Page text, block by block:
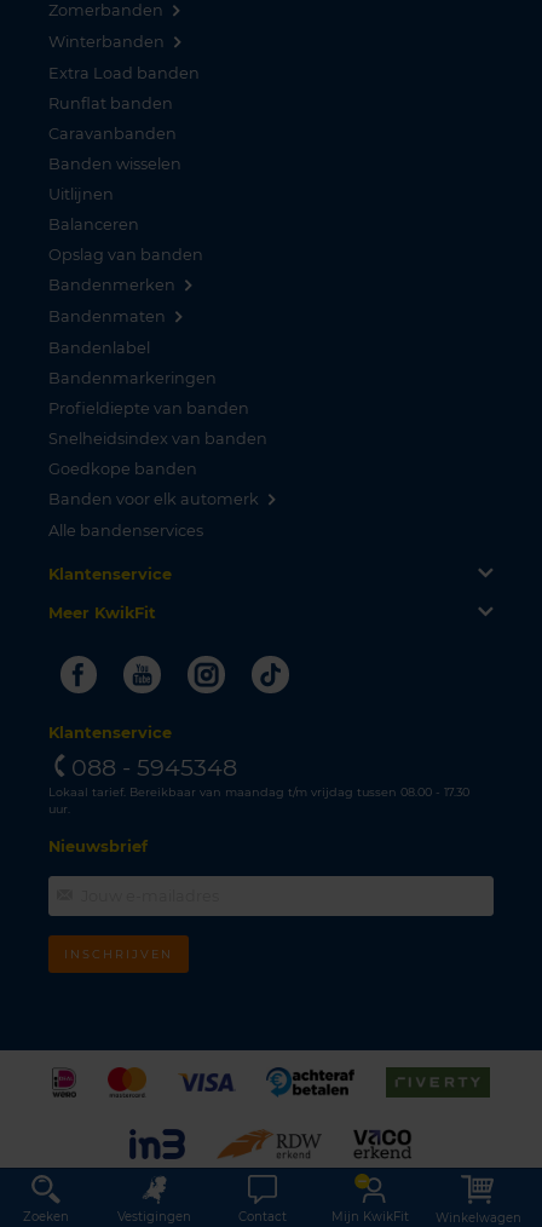
Zomerbanden
Winterbanden
Extra Load banden
Runflat banden
Caravanbanden
Banden wisselen
Uitlijnen
Balanceren
Opslag van banden
Bandenmerken
Bandenmaten
Bandenlabel
Bandenmarkeringen
Profieldiepte van banden
Snelheidsindex van banden
Goedkope banden
Banden voor elk automerk
Alle bandenservices
Klantenservice
Meer KwikFit
FacebookYoutubeInstagram
Tiktok
Klantenservice
088 - 5945348
Lokaal tarief. Bereikbaar van maandag t/m vrijdag tussen 08.00 - 17.30
uur.
Nieuwsbrief
INSCHRIJVEN
Zoeken Vestigingen Contact Mijn KwikFit Winkelwagen